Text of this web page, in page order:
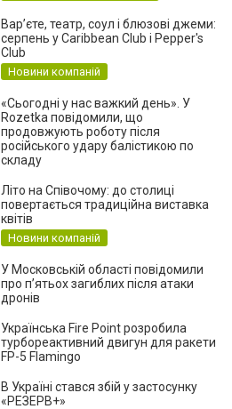
Вар’єте, театр, соул і блюзові джеми:
серпень у Caribbean Club і Pepper's
Club
Новини компаній
«Сьогодні у нас важкий день». У
Rozetka повідомили, що
продовжують роботу після
російського удару балістикою по
складу
Літо на Співочому: до столиці
повертається традиційна виставка
квітів
Новини компаній
У Московській області повідомили
про п’ятьох загиблих після атаки
дронів
Українська Fire Point розробила
турбореактивний двигун для ракети
FP-5 Flamingo
В Україні стався збій у застосунку
«РЕЗЕРВ+»